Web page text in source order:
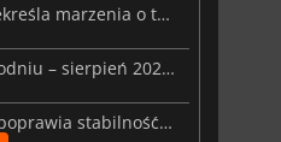
Wyciek ceny Steam Frame przekreśla marzenia o tanim zestawie VR
Premiery gier wideo w tym tygodniu – sierpień 2026 r. (32. tydzień)
Nowa aktualizacja w Palworld poprawia stabilność Sunreach i walk z bossami